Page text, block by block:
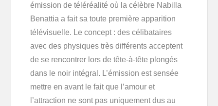
émission de téléréalité où la célèbre Nabilla
Benattia a fait sa toute première apparition
télévisuelle. Le concept : des célibataires
avec des physiques très différents acceptent
de se rencontrer lors de tête-à-tête plongés
dans le noir intégral. L’émission est sensée
mettre en avant le fait que l’amour et
l’attraction ne sont pas uniquement dus au